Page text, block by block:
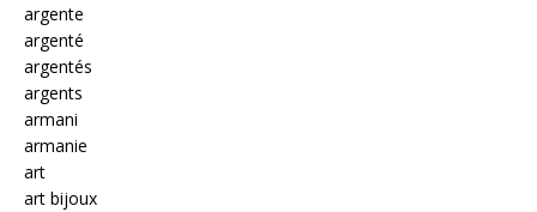
argente
argenté
argentés
argents
armani
armanie
art
art bijoux